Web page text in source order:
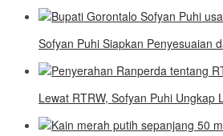
Sofyan Puhi Siapkan Penyesuaian
Lewat RTRW, Sofyan Puhi Ungkap